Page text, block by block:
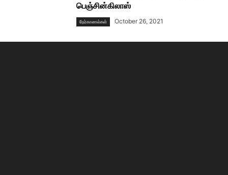
பெஞ்சின்கிலாஸ்
நேர்காணல்கள் October 26, 2021